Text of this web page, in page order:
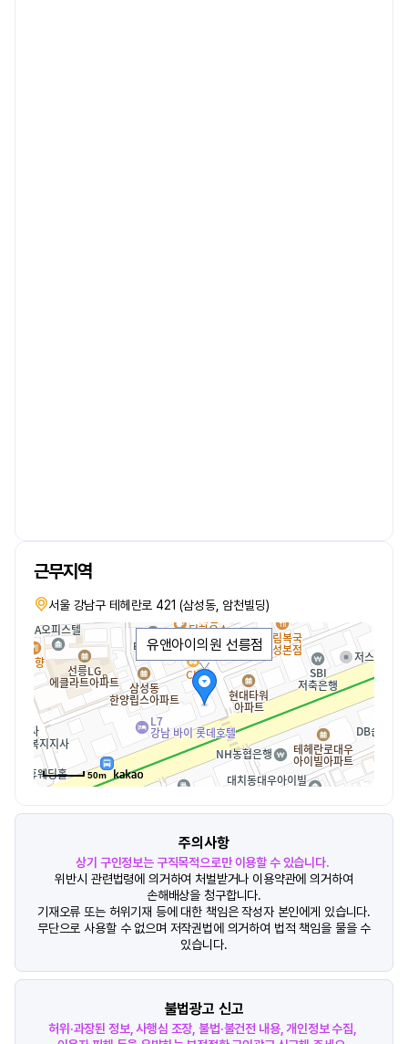
근무지역
서울 강남구 테헤란로 421 (삼성동, 암천빌딩)
유앤아이의원 선릉점
50m
주의사항
상기 구인정보는 구직목적으로만 이용할 수 있습니다.
위반시 관련법령에 의거하여 처벌받거나 이용약관에 의거하여
손해배상을 청구합니다.
기재오류 또는 허위기재 등에 대한 책임은 작성자 본인에게 있습니다.
무단으로 사용할 수 없으며 저작권법에 의거하여 법적 책임을 물을 수
있습니다.
불법광고 신고
허위·과장된 정보, 사행심 조장, 불법·불건전 내용, 개인정보 수집,